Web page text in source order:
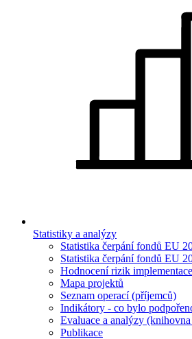
Statistiky a analýzy
Statistika čerpání fondů EU
Statistika čerpání fondů EU
Hodnocení rizik
Mapa projektů
Seznam operací (příjemců)
Indikátory - co bylo
Evaluace a analýzy
Publikace